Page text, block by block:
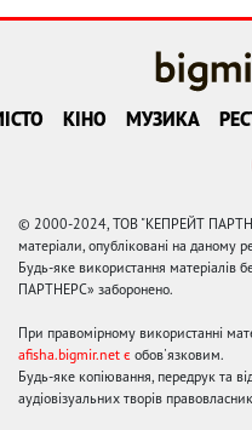
КІНО МУЗИКА
© 2000-2024, ТОВ "КЕПРЕЙТ
матеріали, опубліковані на
Будь-яке використання матеріалів
ПАРТНЕРС» заборонено.
При правомірному використанні
afisha.bigmir.net є обов'язковим.
Будь-яке копіювання, передрук та
аудіовізуальних творів